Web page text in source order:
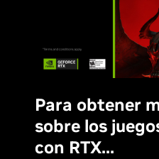
Para obtener
sobre los
con RTX...